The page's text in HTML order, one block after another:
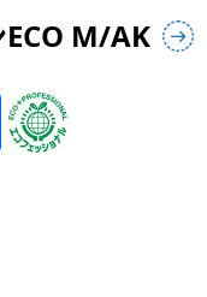
M/AK